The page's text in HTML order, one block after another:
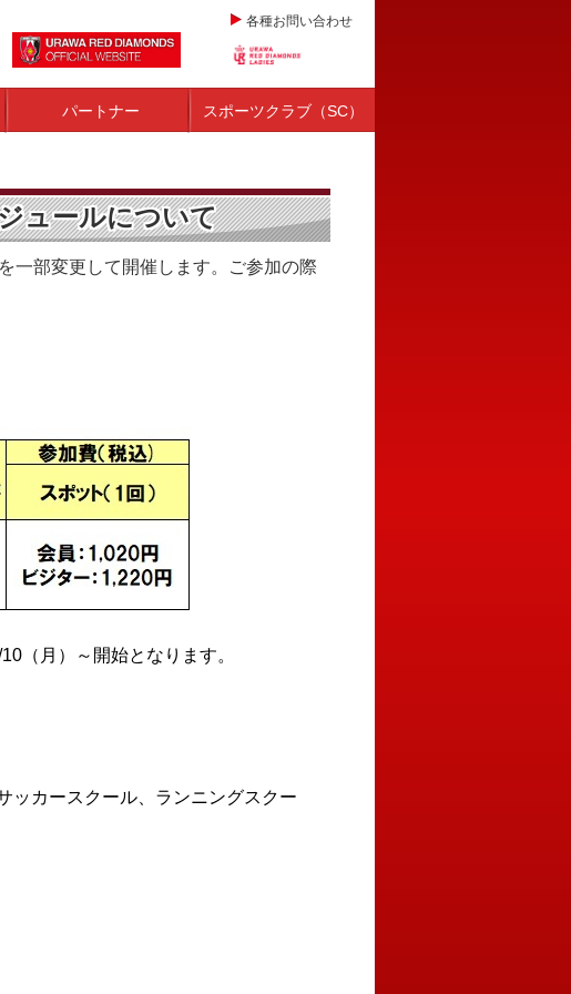
各種お問い合わせ
パートナー スポーツクラブ（SC）
ュールについて
一部変更して開催します。ご参加の際
（月）～開始となります。
ッカースクール、ランニングスクー